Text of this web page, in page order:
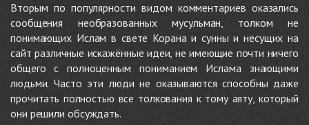
Вторым по популярности видом комментариев оказались
сообщения необразованных мусульман, толком не
понимающих Ислам в свете Корана и сунны и несущих на
сайт различные искажённые идеи, не имеющие почти ничего
общего с полноценным пониманием Ислама знающими
людьми. Часто эти люди не оказываются способны даже
прочитать полностью все толкования к тому аяту, который
они решили обсуждать.